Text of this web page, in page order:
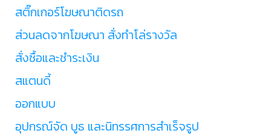
สติ๊กเกอร์โฆษณาติดรถ
ส่วนลดจากโฆษณา สั่งทำโล่รางวัล
สั่งซื้อและชำระเงิน
สแตนดี้
ออกแบบ
อุปกรณ์จัด บูธ และนิทรรศการสำเร็จรูป